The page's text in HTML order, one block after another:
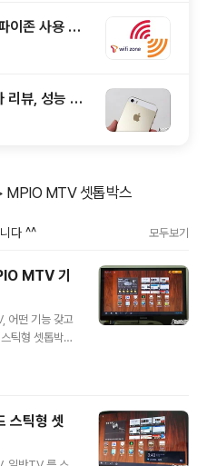
이존 사용 방
리뷰, 성능 및
MPIO MTV 셋톱박스
다 ^^ 모두보기
MTV 기
어떤 기능 갖고
틱형 셋톱박스
떤 기능을 갖
인데요. 뿐만
로이드 태블
스틱형 셋